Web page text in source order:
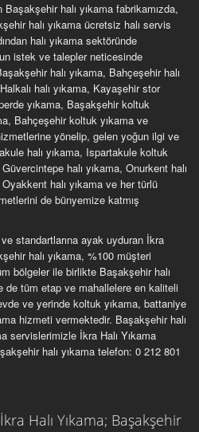
halı yıkama fabrikamızda,
halı yıkama ücretsiz halı servis
halı yıkama sektöründe
istek ve talepler neticesinde
halı yıkama, Bahçeşehir halı
halı yıkama, Kayaşehir stor
yıkama, Başakşehir koltuk
Bahçeşehir koltuk yıkama ve
yönelip, gelen yoğun ilgi ve
halı yıkama, Ispartakule koltuk
halı yıkama, Onurkent halı
halı yıkama ve her türlü
de bünyemize katmış
standartlarına ayak uyduran İkra
halı yıkama, %100 müşteri
bölgeler ile birlikte Başakşehir halı
de tüm etap ve mahallelere en kaliteli
ve yerinde koltuk yıkama, battaniye
hizmeti vermektedir. Başakşehir halı
servislerimizle İkra Halı Yıkama
halı yıkama telefon: 0 212 801
Halı Yıkama; Başakşehir